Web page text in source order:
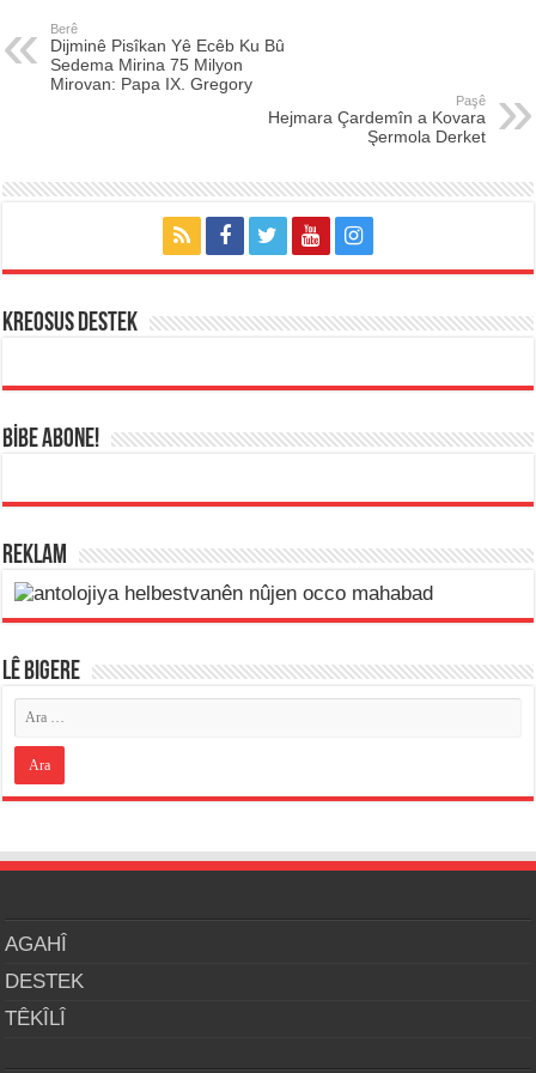
Berê
Dijminê Pisîkan Yê Ecêb Ku Bû
Sedema Mirina 75 Milyon
Mirovan: Papa IX. Gregory
Paşê
Hejmara Çardemîn a Kovara
Şermola Derket
KREOSUS DESTEK
BİBE ABONE!
REKLAM
LÊ BIGERE
AGAHÎ
DESTEK
TÊKÎLÎ